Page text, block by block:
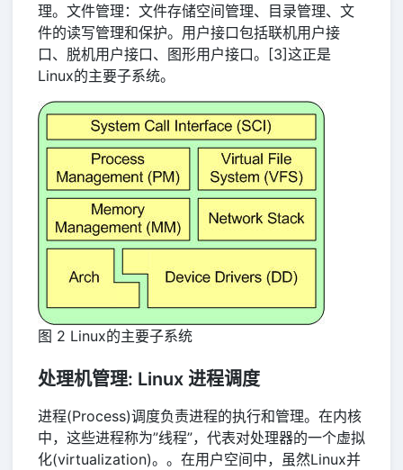
理。文件管理：文件存储空间管理、目录管理、文
件的读写管理和保护。用户接口包括联机用户接
口、脱机用户接口、图形用户接口。[3]这正是
Linux的主要子系统。
图 2 Linux的主要子系统
处理机管理: Linux 进程调度
进程(Process)调度负责进程的执行和管理。在内核
中，这些进程称为”线程”，代表对处理器的一个虚拟
化(virtualization)。。在用户空间中，虽然Linux并